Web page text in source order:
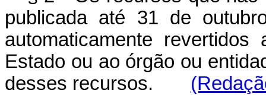
publicada até 31 de
automaticamente
Estado ou ao órgão ou
desses recursos.